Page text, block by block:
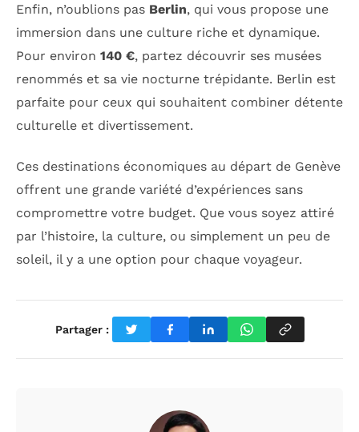
Enfin, n’oublions pas Berlin, qui vous propose une
immersion dans une culture riche et dynamique.
Pour environ 140 €, partez découvrir ses musées
renommés et sa vie nocturne trépidante. Berlin est
parfaite pour ceux qui souhaitent combiner détente
culturelle et divertissement.
Ces destinations économiques au départ de Genève
offrent une grande variété d’expériences sans
compromettre votre budget. Que vous soyez attiré
par l’histoire, la culture, ou simplement un peu de
soleil, il y a une option pour chaque voyageur.
Partager :